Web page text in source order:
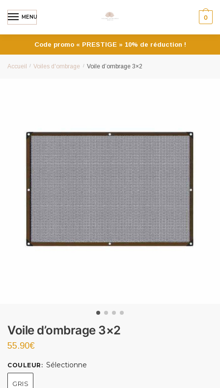
MENU 0
Code promo « PRESTIGE » 10% de réduction !
Accueil / Voiles d'ombrage / Voile d’ombrage 3×2
Voile d’ombrage 3×2
55.90€
COULEUR : Sélectionne
GRIS